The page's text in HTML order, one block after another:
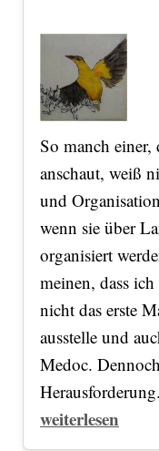
So manch einer,
anschaut, weiß
und
wenn sie über
organisiert
meinen, dass
nicht das erste
ausstelle und
Medoc.
weiterlesen